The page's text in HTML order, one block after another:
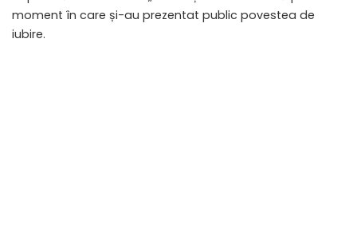
moment în care și-au prezentat public povestea de
iubire.